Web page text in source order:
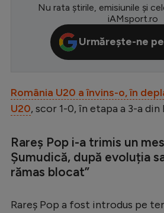
CM 2026
Premier League
LaLiga
Bundesliga
Ligue 1
Campionate
Starurile fotbalului
Stranieri
Nu rata știrile, emisiunile și
iAMsport.ro
Urmărește-ne
România U20 a învins-o, în
U20, scor 1-0, în etapa a 3-a din
Rareș Pop i-a trimis un
Șumudică, după evoluția
rămas blocat”
Rareș Pop a fost introdus pe